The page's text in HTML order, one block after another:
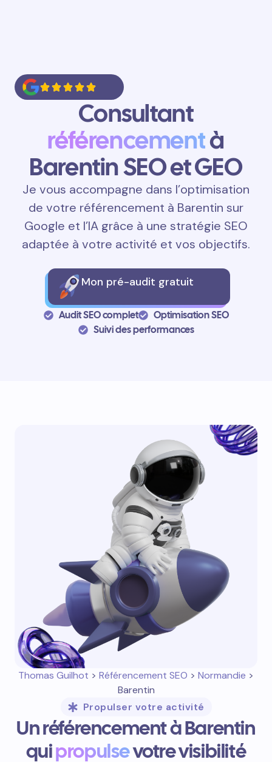
Consultant
référencementà
Barentin SEO et GEO
Je vous accompagne dans l’optimisation
de votre référencement à Barentin sur
Google et l’IA grâce à une stratégie SEO
adaptée à votre activité et vos objectifs.
Mon pré-audit gratuit
Audit SEO complet
Optimisation SEO
Suivi des performances
Thomas Guilhot > Référencement SEO > Normandie >
Barentin
Propulser votre activité
Un référencement à Barentin
quipropulsevotre visibilité